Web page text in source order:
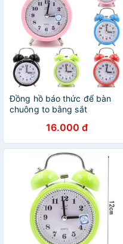
Đồng hồ báo thức để bàn
chuông to bằng sắt
16.000 đ